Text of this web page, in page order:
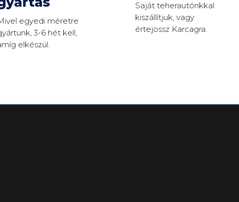
egyedi méretre
3-6 hét kell,
elkészül.
Saját teherautónkkal
kiszállítjuk, vagy
értejössz Karcagra.